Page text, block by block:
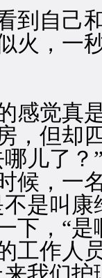
自己和
火，一
觉真是
，但却
了？”
候，一
叫康
，“是
工作人